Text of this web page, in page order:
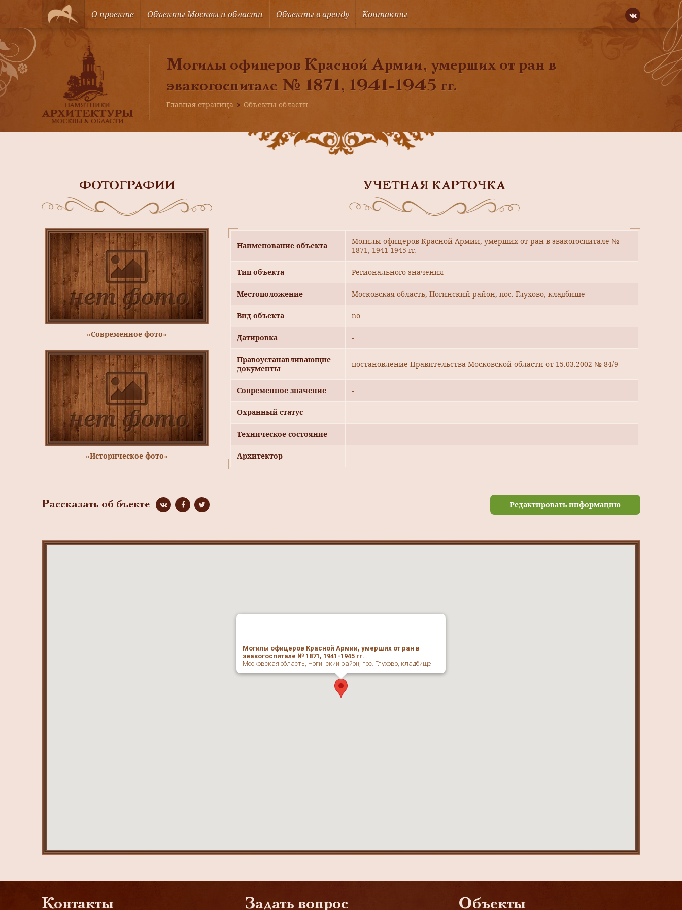
О проекте Объекты Москвы и области Объекты в аренду Контакты
Могилы офицеров Красной Армии, умерших от ран в
эвакогоспитале № 1871, 1941-1945 гг.
Главная страница Объекты области
ФОТОГРАФИИ
«Современное фото»
«Историческое фото»
УЧЕТНАЯ КАРТОЧКА
Наименование объекта
Могилы офицеров Красной Армии, умерших от ран в эвакогоспитале №
1871, 1941-1945 гг.
Тип объекта Регионального значения
Местоположение Московская область, Ногинский район, пос. Глухово, кладбище
Вид объекта no
Датировка -
Правоустанавливающие
документы
постановление Правительства Московской области от 15.03.2002 № 84/9
Современное значение -
Охранный статус -
Техническое состояние -
Архитектор -
Рассказать об бъекте Редактировать информацию
Могилы офицеров Красной Армии, умерших от ран в
эвакогоспитале № 1871, 1941-1945 гг.
Московская область, Ногинский район, пос. Глухово, кладбище
Контакты Задать вопрос Объекты